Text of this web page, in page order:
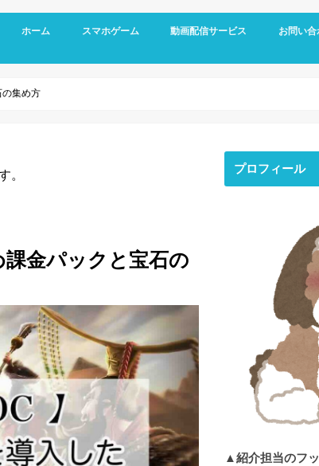
ホーム スマホゲーム
RPG
アクション
シミュレーション
パズル
スポーツ
リズムゲーム
動画配信サービス お問い合
の集め方
。
金パックと宝石の
プロフィール
▲紹介担当のフ